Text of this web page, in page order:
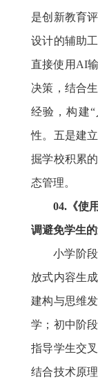
是创新教育
设计的辅助
直接使用AI
决策，结合
经验，构建
性。五是建
掘学校积累
态管理。
04.《使
调避免学生
小学阶
放式内容生
建构与思维
学；初中阶
指导学生交
结合技术原